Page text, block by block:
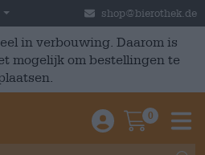
Nederland shop@bierothek.de
in verbouwing. Daarom is
mogelijk om bestellingen te
Einloggen /
0